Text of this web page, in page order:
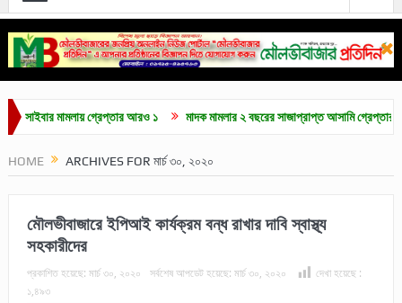
মামলায় গ্রেপ্তার আরও ১ মাদক মামলার ২ বছরের সাজাপ্রাপ্ত আসামি গ্রেপ্তার
HOME ARCHIVES FOR মার্চ ৩০, ২০২০
মৌলভীবাজারে ইপিআই কার্যক্রম বন্ধ রাখার দাবি স্বাস্থ্য
সহকারীদের
প্রকাশিত হয়েছে: মার্চ ৩০, ২০২০ সর্বশেষ আপডেট হয়েছে: মার্চ ৩০, ২০২০
দেখা হয়েছে :
১,৪৯৩